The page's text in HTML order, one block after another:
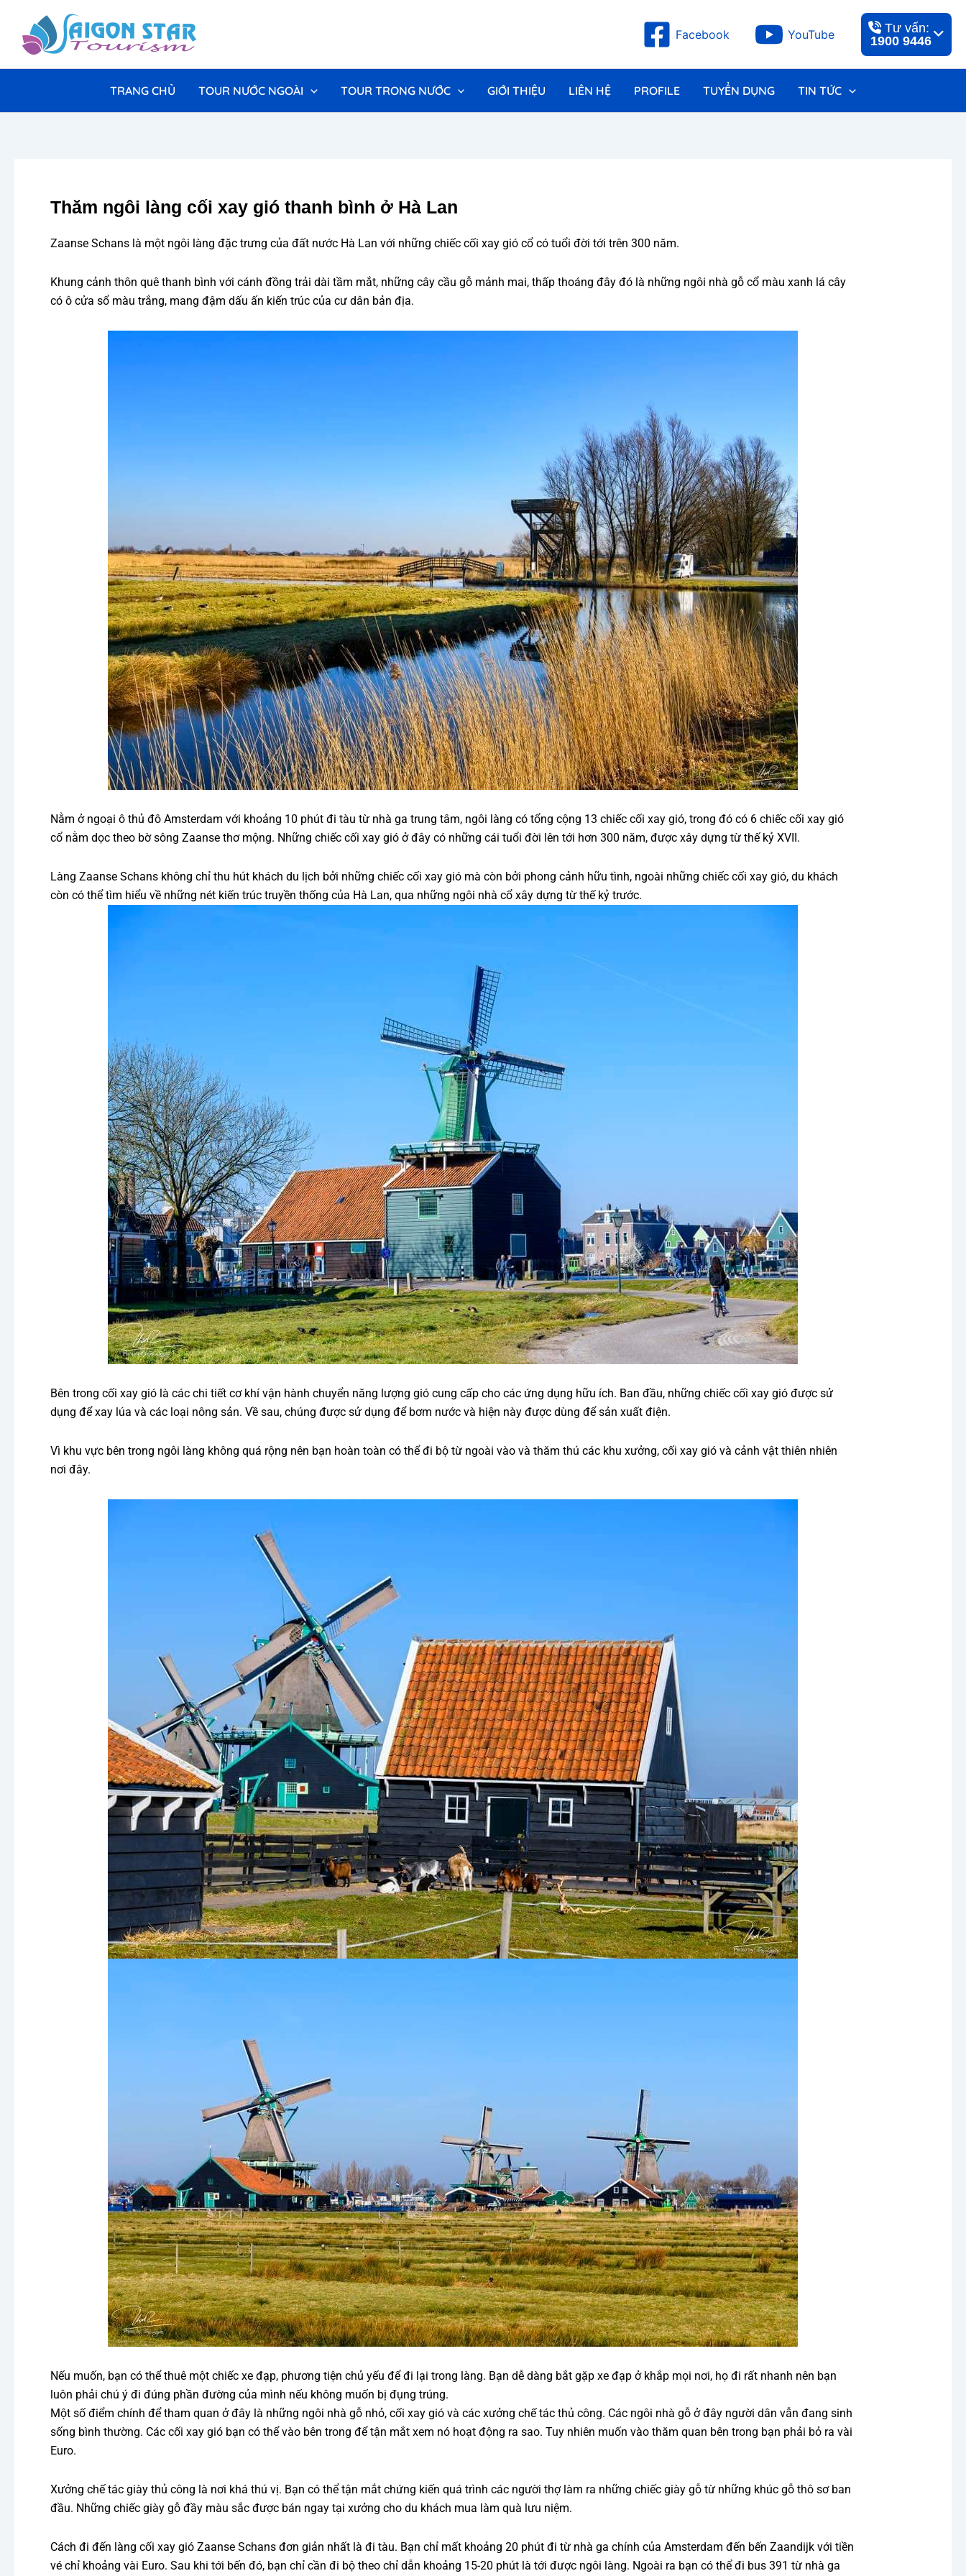
dung
Facebook YouTube
Tư vấn:
1900 9446
TRANG CHỦ TOUR NƯỚC NGOÀI TOUR TRONG NƯỚC GIỚI THIỆU LIÊN HỆ PROFILE TUYỂN DỤNG TIN TỨC
Thăm ngôi làng cối xay gió thanh bình ở Hà Lan
Zaanse Schans là một ngôi làng đặc trưng của đất nước Hà Lan với những chiếc cối xay gió cổ có tuổi đời tới trên 300 năm.
Khung cảnh thôn quê thanh bình với cánh đồng trải dài tầm mắt, những cây cầu gỗ mảnh mai, thấp thoáng đây đó là những ngôi nhà gỗ cổ màu xanh lá cây
có ô cửa sổ màu trắng, mang đậm dấu ấn kiến trúc của cư dân bản địa.
Nằm ở ngoại ô thủ đô Amsterdam với khoảng 10 phút đi tàu từ nhà ga trung tâm, ngôi làng có tổng cộng 13 chiếc cối xay gió, trong đó có 6 chiếc cối xay gió
cổ nằm dọc theo bờ sông Zaanse thơ mộng. Những chiếc cối xay gió ở đây có những cái tuổi đời lên tới hơn 300 năm, được xây dựng từ thế kỷ XVII.
Làng Zaanse Schans không chỉ thu hút khách du lịch bởi những chiếc cối xay gió mà còn bởi phong cảnh hữu tình, ngoài những chiếc cối xay gió, du khách
còn có thể tìm hiểu về những nét kiến trúc truyền thống của Hà Lan, qua những ngôi nhà cổ xây dựng từ thế kỷ trước.
Bên trong cối xay gió là các chi tiết cơ khí vận hành chuyển năng lượng gió cung cấp cho các ứng dụng hữu ích. Ban đầu, những chiếc cối xay gió được sử
dụng để xay lúa và các loại nông sản. Về sau, chúng được sử dụng để bơm nước và hiện này được dùng để sản xuất điện.
Vì khu vực bên trong ngôi làng không quá rộng nên bạn hoàn toàn có thể đi bộ từ ngoài vào và thăm thú các khu xưởng, cối xay gió và cảnh vật thiên nhiên
nơi đây.
Nếu muốn, bạn có thể thuê một chiếc xe đạp, phương tiện chủ yếu để đi lại trong làng. Bạn dễ dàng bắt gặp xe đạp ở khắp mọi nơi, họ đi rất nhanh nên bạn
luôn phải chú ý đi đúng phần đường của mình nếu không muốn bị đụng trúng.
Một số điểm chính để tham quan ở đây là những ngôi nhà gỗ nhỏ, cối xay gió và các xưởng chế tác thủ công. Các ngôi nhà gỗ ở đây người dân vẫn đang sinh
sống bình thường. Các cối xay gió bạn có thể vào bên trong để tận mắt xem nó hoạt động ra sao. Tuy nhiên muốn vào thăm quan bên trong bạn phải bỏ ra vài
Euro.
Xưởng chế tác giày thủ công là nơi khá thú vị. Bạn có thể tận mắt chứng kiến quá trình các người thợ làm ra những chiếc giày gỗ từ những khúc gỗ thô sơ ban
đầu. Những chiếc giày gỗ đầy màu sắc được bán ngay tại xưởng cho du khách mua làm quà lưu niệm.
Cách đi đến làng cối xay gió Zaanse Schans đơn giản nhất là đi tàu. Bạn chỉ mất khoảng 20 phút đi từ nhà ga chính của Amsterdam đến bến Zaandijk với tiền
vé chỉ khoảng vài Euro. Sau khi tới bến đó, bạn chỉ cần đi bộ theo chỉ dẫn khoảng 15-20 phút là tới được ngôi làng. Ngoài ra bạn có thể đi bus 391 từ nhà ga